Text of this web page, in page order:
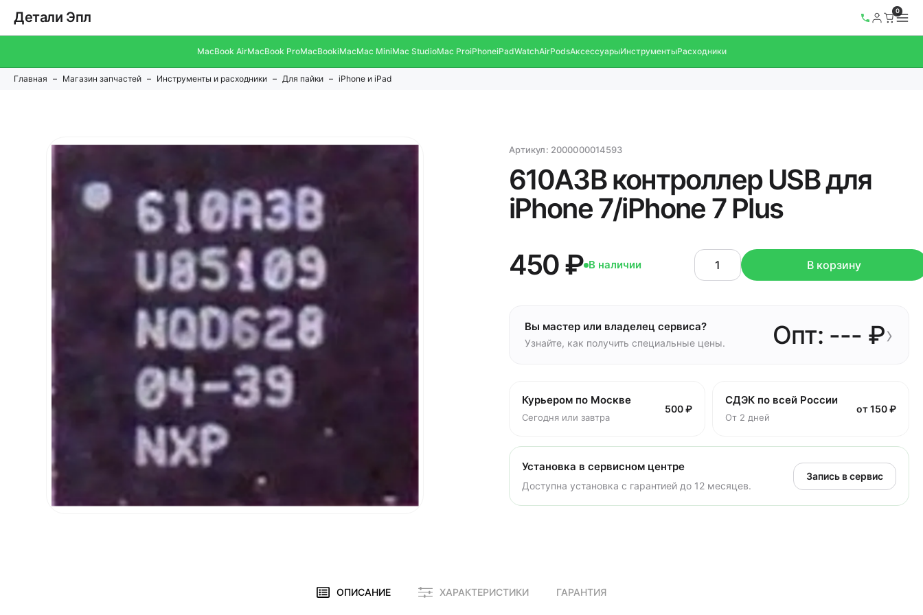
Детали Эпл 0
MacBook AirMacBook ProMacBookiMacMac MiniMac StudioMac ProiPhoneiPadWatchAirPodsАксессуарыИнструментыРасходники
Главная Магазин запчастей Инструменты и расходники Для пайки iPhone и iPad
Артикул: 2000000014593
610A3B контроллер USB для
iPhone 7/iPhone 7 Plus
450 ₽ В наличии В корзину
Вы мастер или владелец сервиса?
Узнайте, как получить специальные цены. Опт: --- ₽›
Курьером по Москве
Сегодня или завтра
500 ₽
СДЭК по всей России
От 2 дней
от 150 ₽
Установка в сервисном центре
Доступна установка с гарантией до 12 месяцев.
Запись в сервис
ОПИСАНИЕ ХАРАКТЕРИСТИКИ ГАРАНТИЯ